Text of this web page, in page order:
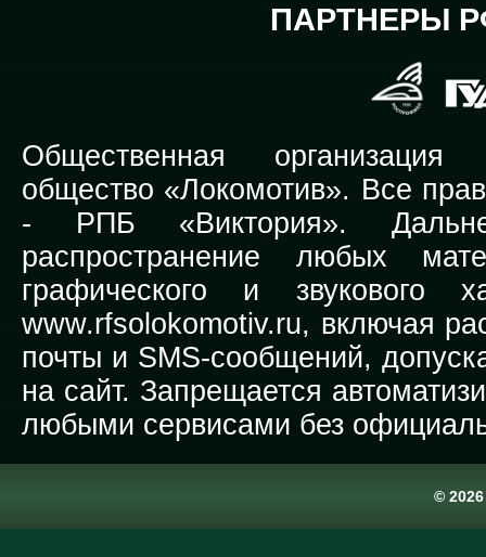
ПАРТНЕРЫ
Общественная организация
общество «Локомотив». Все
- РПБ «Виктория».
распространение любых
графического и звукового
www.rfsolokomotiv.ru, включая
почты и SMS-сообщений,
на сайт. Запрещается
любыми сервисами без
©